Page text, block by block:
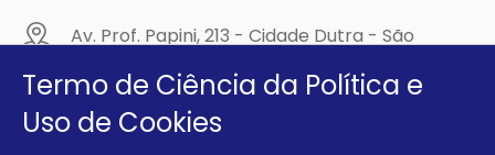
Av. Prof. Papini, 213 - Cidade Dutra - São
Compre na
MCA Virtual!
Termo de Ciência da Política e
Uso de Cookies